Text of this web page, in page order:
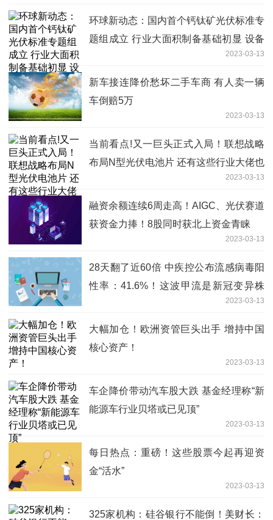
环球新动态：国内首个钙钛矿光伏标准专
题组成立 行业大面积制备基础初显 设备
2023-03-13
新车接连降价愁坏二手车商 有人卖一辆
车倒赔5万
2023-03-13
当前看点!又一巨头正式入局！联想战略
布局N型光伏电池片 还有这些行业大佬也
2023-03-13
融资余额连续6周走高！AIGC、光伏赛道
获资金力捧！8股同时获北上资金青睐
2023-03-13
28天翻了近60倍 中疾控公布流感病毒阳
性率：41.6%！这波甲流是新冠变异株
2023-03-13
大幅加仓！欧洲资管巨头出手 增持中国
核心资产！
2023-03-13
车企降价带动汽车股大跌 基金经理称“新
能源车行业贝塔或已见顶”
2023-03-13
每日热点：重磅！这些股票今起再迎资
金“活水”
2023-03-13
325家机构：硅谷银行不能倒！美财长：